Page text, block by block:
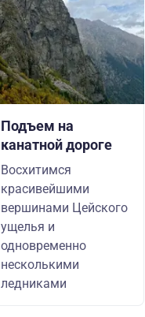
Подъем на
канатной дороге
Восхитимся
красивейшими
вершинами Цейского
ущелья и
одновременно
несколькими
ледниками